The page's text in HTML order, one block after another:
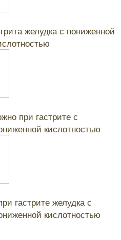
желудка с пониженной
при гастрите с
кислотностью
гастрите желудка с
кислотностью